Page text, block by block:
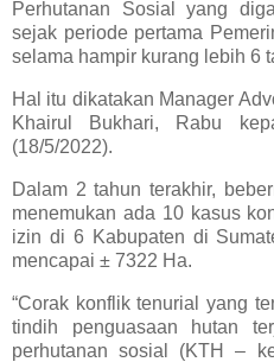
Perhutanan Sosial yang
sejak periode pertama
selama hampir kurang lebih 6
Hal itu dikatakan Manager
Khairul Bukhari, Rabu
(18/5/2022).
Dalam 2 tahun terakhir,
menemukan ada 10 kasus
izin di 6 Kabupaten di
mencapai ± 7322 Ha.
“Corak konflik tenurial yang
tindih penguasaan hutan
perhutanan sosial (KTH –